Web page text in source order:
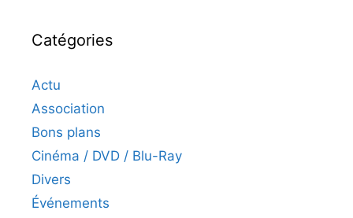
Catégories
Actu
Association
Bons plans
Cinéma / DVD / Blu-Ray
Divers
Événements